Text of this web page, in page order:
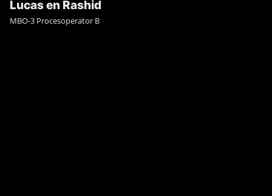
Lucas en Rashid
MBO-3 Procesoperator B